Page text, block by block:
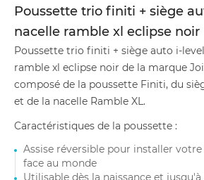
Poussette trio finiti + siège
nacelle ramble xl eclipse noir
Poussette trio finiti + siège auto i-
ramble xl eclipse noir de la marque
composé de la poussette Finiti, du
et de la nacelle Ramble XL.
Caractéristiques de la poussette :
Assise réversible pour installer votre
face au monde